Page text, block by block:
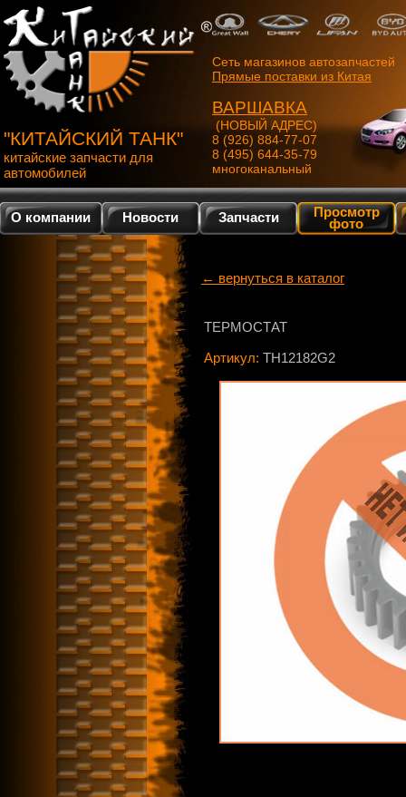
"КИТАЙСКИЙ ТАНК"
китайские запчасти для
автомобилей
Сеть магазинов автозапчастей
Прямые поставки из Китая
ВАРШАВКА
(НОВЫЙ АДРЕС)
8 (926) 884-77-07
8 (495) 644-35-79
многоканальный
О компании Новости Запчасти Просмотр
фото
← вернуться в каталог
ТЕРМОСТАТ
Артикул: TH12182G2